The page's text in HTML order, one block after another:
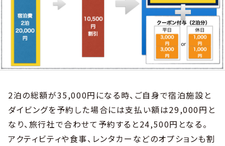
2泊の総額が35,000円になる時、ご自身で宿泊施設と
ダイビングを予約した場合には支払い額は29,000円と
なり、旅行社で合わせて予約すると24,500円となる。
アクティビティや食事、レンタカーなどのオプションも割